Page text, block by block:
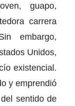
guapo,
carrera
embargo,
Unidos,
existencial.
y emprendió
sentido de